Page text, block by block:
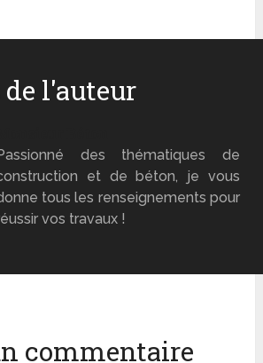
l'auteur
des thématiques de
et de béton, je vous
tous les renseignements pour
vos travaux !
commentaire